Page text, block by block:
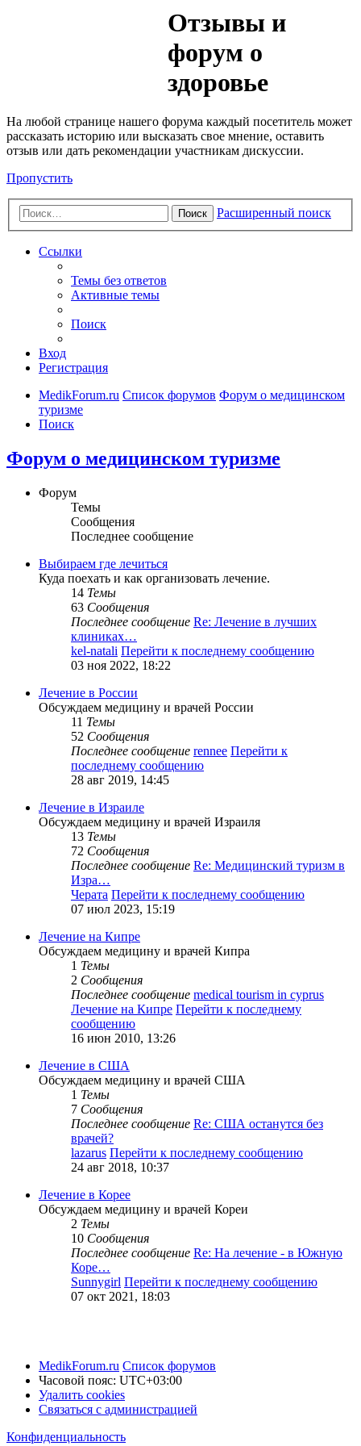
Отзывы и
форум о
здоровье
На любой странице нашего форума каждый посетитель может
рассказать историю или высказать свое мнение, оставить
отзыв или дать рекомендации участникам дискуссии.
Пропустить
Поиск Расширенный поиск
Ссылки
Темы без ответов
Активные темы
Поиск
Вход
Регистрация
MedikForum.ru Список форумов Форум о медицинском
туризме
Поиск
Форум о медицинском туризме
Форум
Темы
Сообщения
Последнее сообщение
Выбираем где лечиться
Куда поехать и как организовать лечение.
14 Темы
63 Сообщения
Последнее сообщение Re: Лечение в лучших
клиниках…
kel-natali Перейти к последнему сообщению
03 ноя 2022, 18:22
Лечение в России
Обсуждаем медицину и врачей России
11 Темы
52 Сообщения
Последнее сообщение rennee Перейти к
последнему сообщению
28 авг 2019, 14:45
Лечение в Израиле
Обсуждаем медицину и врачей Израиля
13 Темы
72 Сообщения
Последнее сообщение Re: Медицинский туризм в
Изра…
Черата Перейти к последнему сообщению
07 июл 2023, 15:19
Лечение на Кипре
Обсуждаем медицину и врачей Кипра
1 Темы
2 Сообщения
Последнее сообщение medical tourism in cyprus
Лечение на Кипре Перейти к последнему
сообщению
16 июн 2010, 13:26
Лечение в США
Обсуждаем медицину и врачей США
1 Темы
7 Сообщения
Последнее сообщение Re: США останутся без
врачей?
lazarus Перейти к последнему сообщению
24 авг 2018, 10:37
Лечение в Корее
Обсуждаем медицину и врачей Кореи
2 Темы
10 Сообщения
Последнее сообщение Re: На лечение - в Южную
Коре…
Sunnygirl Перейти к последнему сообщению
07 окт 2021, 18:03
MedikForum.ru Список форумов
Часовой пояс: UTC+03:00
Удалить cookies
Связаться с администрацией
Конфиденциальность